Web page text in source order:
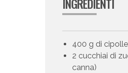
400 g di
2 cucchiai di
canna)